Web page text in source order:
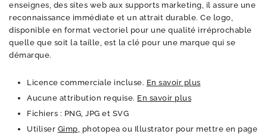
enseignes, des sites web aux supports marketing, il assure une
reconnaissance immédiate et un attrait durable. Ce logo,
disponible en format vectoriel pour une qualité irréprochable
quelle que soit la taille, est la clé pour une marque qui se
démarque.
Licence commerciale incluse. En savoir plus
Aucune attribution requise. En savoir plus
Fichiers : PNG, JPG et SVG
Utiliser Gimp, photopea ou Illustrator pour mettre en page